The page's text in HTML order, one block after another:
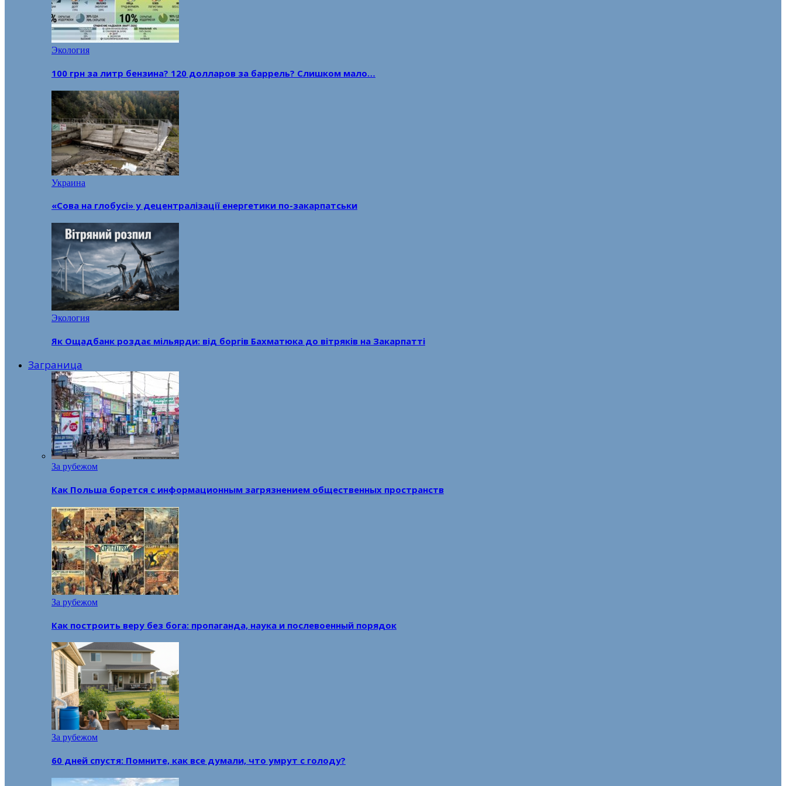
Экология
100 грн за литр бензина? 120 долларов за баррель? Слишком мало…
Украина
«Сова на глобусі» у децентралізації енергетики по-закарпатськи
Экология
Як Ощадбанк роздає мільярди: від боргів Бахматюка до вітряків на Закарпатті
Заграница
За рубежом
Как Польша борется с информационным загрязнением общественных пространств
За рубежом
Как построить веру без бога: пропаганда, наука и послевоенный порядок
За рубежом
60 дней спустя: Помните, как все думали, что умрут с голоду?